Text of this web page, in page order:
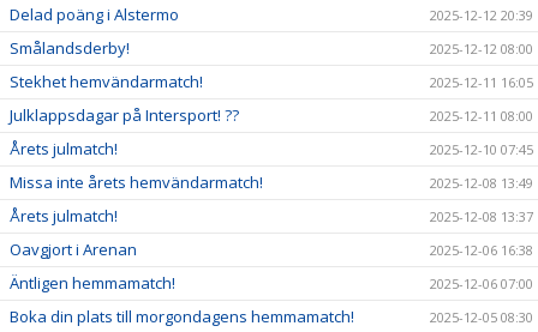
Delad poäng i Alstermo 2025-12-12 20:39
Smålandsderby! 2025-12-12 08:00
Stekhet hemvändarmatch! 2025-12-11 16:05
Julklappsdagar på Intersport! ?? 2025-12-11 08:00
Årets julmatch! 2025-12-10 07:45
Missa inte årets hemvändarmatch! 2025-12-08 13:49
Årets julmatch! 2025-12-08 13:37
Oavgjort i Arenan 2025-12-06 16:38
Äntligen hemmamatch! 2025-12-06 07:00
Boka din plats till morgondagens hemmamatch! 2025-12-05 08:30